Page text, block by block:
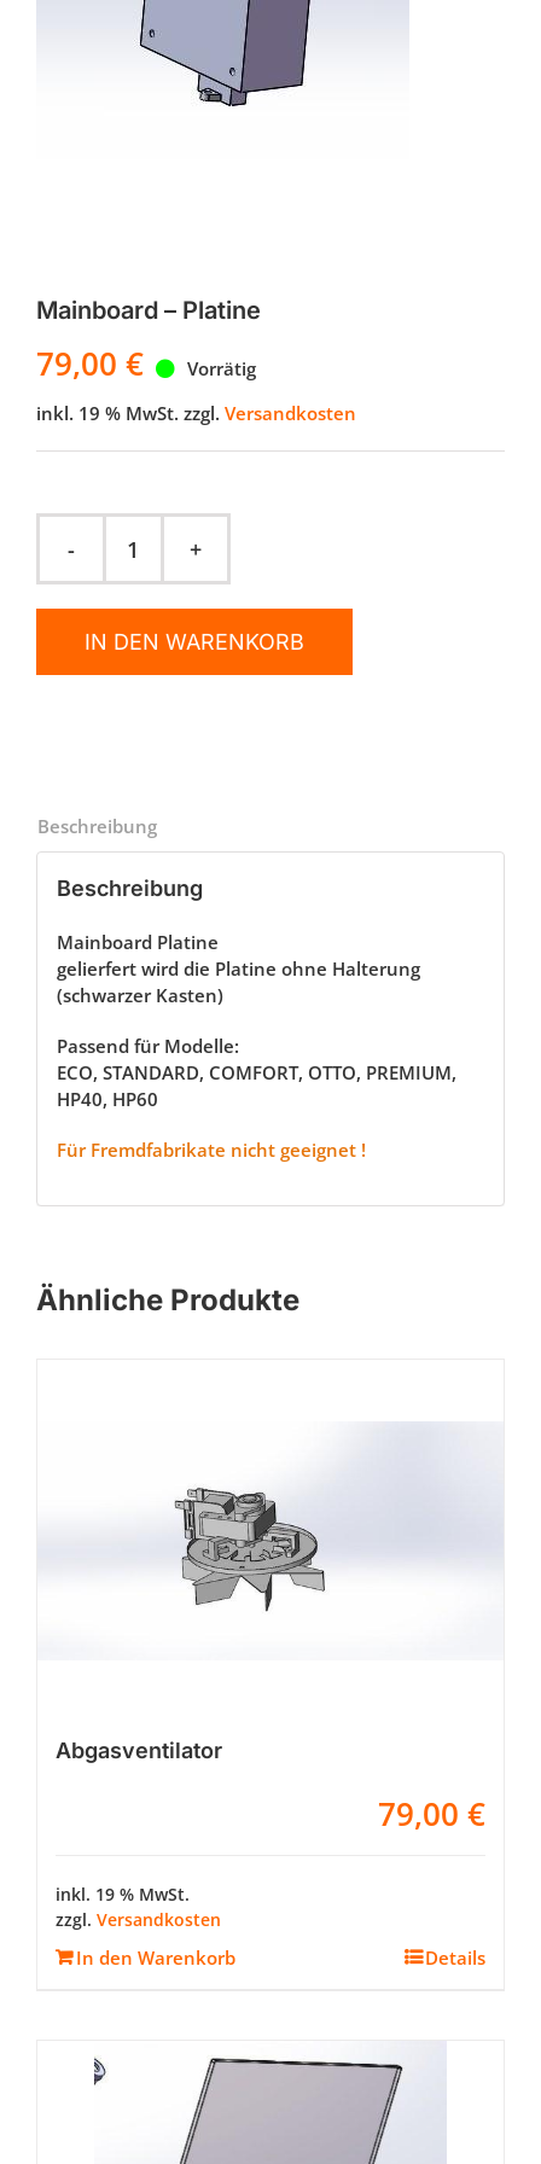
Mainboard – Platine
79,00 €
Vorrätig
inkl. 19 % MwSt. zzgl. Versandkosten
Mainboard
Platine
IN DEN WARENKORB
Beschreibung
Beschreibung
Mainboard Platine
gelierfert wird die Platine ohne Halterung
(schwarzer Kasten)
Passend für Modelle:
ECO, STANDARD, COMFORT, OTTO, PREMIUM,
HP40, HP60
Für Fremdfabrikate nicht geeignet !
Ähnliche Produkte
Abgasventilator
79,00 €
inkl. 19 % MwSt.
zzgl. Versandkosten
In den Warenkorb Details